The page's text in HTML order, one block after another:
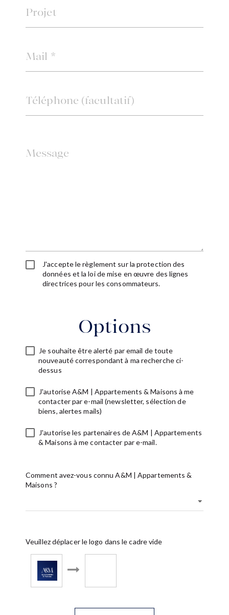
J'accepte le règlement sur la protection des
données et la loi de mise en œuvre des lignes
directrices pour les consommateurs.
Options
Je souhaite être alerté par email de toute
nouveauté correspondant à ma recherche ci-
dessus
J'autorise A&M | Appartements & Maisons à me
contacter par e-mail (newsletter, sélection de
biens, alertes mails)
J'autorise les partenaires de A&M | Appartements
& Maisons à me contacter par e-mail.
Comment avez-vous connu A&M | Appartements &
Maisons ?
Veuillez déplacer le logo dans le cadre vide